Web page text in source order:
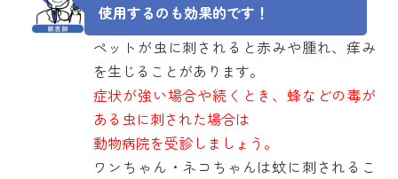
使用するのも効果的です！
ペットが虫に刺されると赤みや腫れ、痒み
を生じることがあります。
症状が強い場合や続くとき、蜂などの毒が
ある虫に刺された場合は
動物病院を受診しましょう。
ワンちゃん・ネコちゃんは蚊に刺されるこ